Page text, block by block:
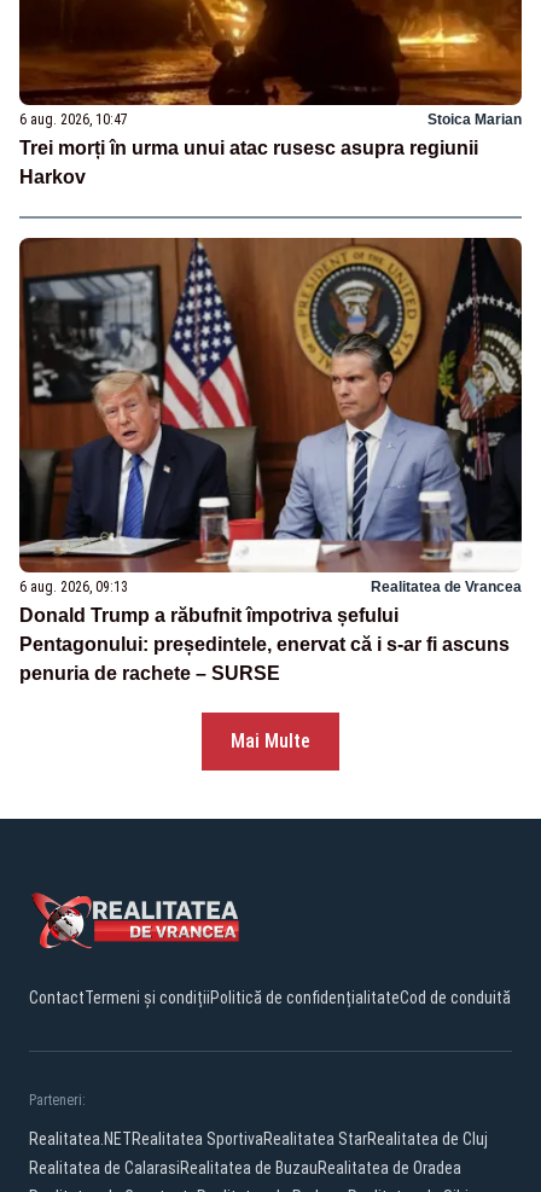
6 aug. 2026, 10:47 Stoica Marian
Trei morți în urma unui atac rusesc asupra regiunii
Harkov
6 aug. 2026, 09:13 Realitatea de Vrancea
Donald Trump a răbufnit împotriva șefului
Pentagonului: președintele, enervat că i s-ar fi ascuns
penuria de rachete – SURSE
Mai Multe
ContactTermeni și condițiiPolitică de confidențialitateCod de conduită
Parteneri:
Realitatea.NETRealitatea SportivaRealitatea StarRealitatea de Cluj
Realitatea de CalarasiRealitatea de BuzauRealitatea de Oradea